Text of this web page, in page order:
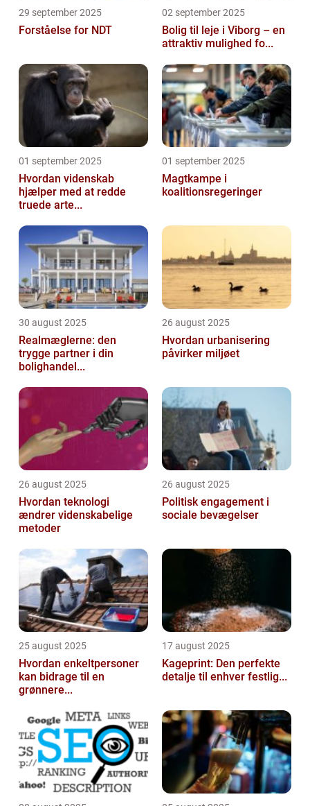
29 september 2025
Forståelse for NDT
02 september 2025
Bolig til leje i Viborg – en
attraktiv mulighed fo...
01 september 2025
Hvordan videnskab
hjælper med at redde
truede arte...
01 september 2025
Magtkampe i
koalitionsregeringer
30 august 2025
Realmæglerne: den
trygge partner i din
bolighandel...
26 august 2025
Hvordan urbanisering
påvirker miljøet
26 august 2025
Hvordan teknologi
ændrer videnskabelige
metoder
26 august 2025
Politisk engagement i
sociale bevægelser
25 august 2025
Hvordan enkeltpersoner
kan bidrage til en
grønnere...
17 august 2025
Kageprint: Den perfekte
detalje til enhver festlig...